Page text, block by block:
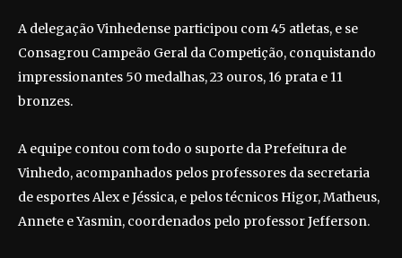
A delegação Vinhedense participou com 45 atletas, e se
Consagrou Campeão Geral da Competição, conquistando
impressionantes 50 medalhas, 23 ouros, 16 prata e 11
bronzes.
A equipe contou com todo o suporte da Prefeitura de
Vinhedo, acompanhados pelos professores da secretaria
de esportes Alex e Jéssica, e pelos técnicos Higor, Matheus,
Annete e Yasmin, coordenados pelo professor Jefferson.